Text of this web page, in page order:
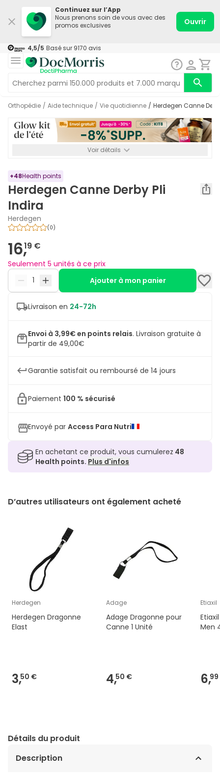
Continuez sur l’App
Nous prenons soin de vous avec des
promos exclusives
Ouvrir
4,5/5 Basé sur 9170 avis
Orthopédie / Aide technique / Vie quotidienne / Herdegen Canne
Voir détails
+48Health points
Herdegen Canne Derby Pli
Indira
Herdegen
(0)
16,19 €
Seulement 5 unités à ce prix
Ajouter à mon panier
Livraison en 24-72h
Envoi à 3,99€ en points relais. Livraison gratuite à
partir de 49,00€
Garantie satisfait ou remboursé de 14 jours
Paiement 100 % sécurisé
Envoyé par Access Para Nutri
En achetant ce produit, vous cumulerez 48
Health points. Plus d'infos
D’autres utilisateurs ont également acheté
Herdegen
Herdegen Dragonne
Elast
3,50 €
Adage
Adage Dragonne pour
Canne 1 Unité
4,50 €
Etiaxil
Men
6,
Détails du produit
Description